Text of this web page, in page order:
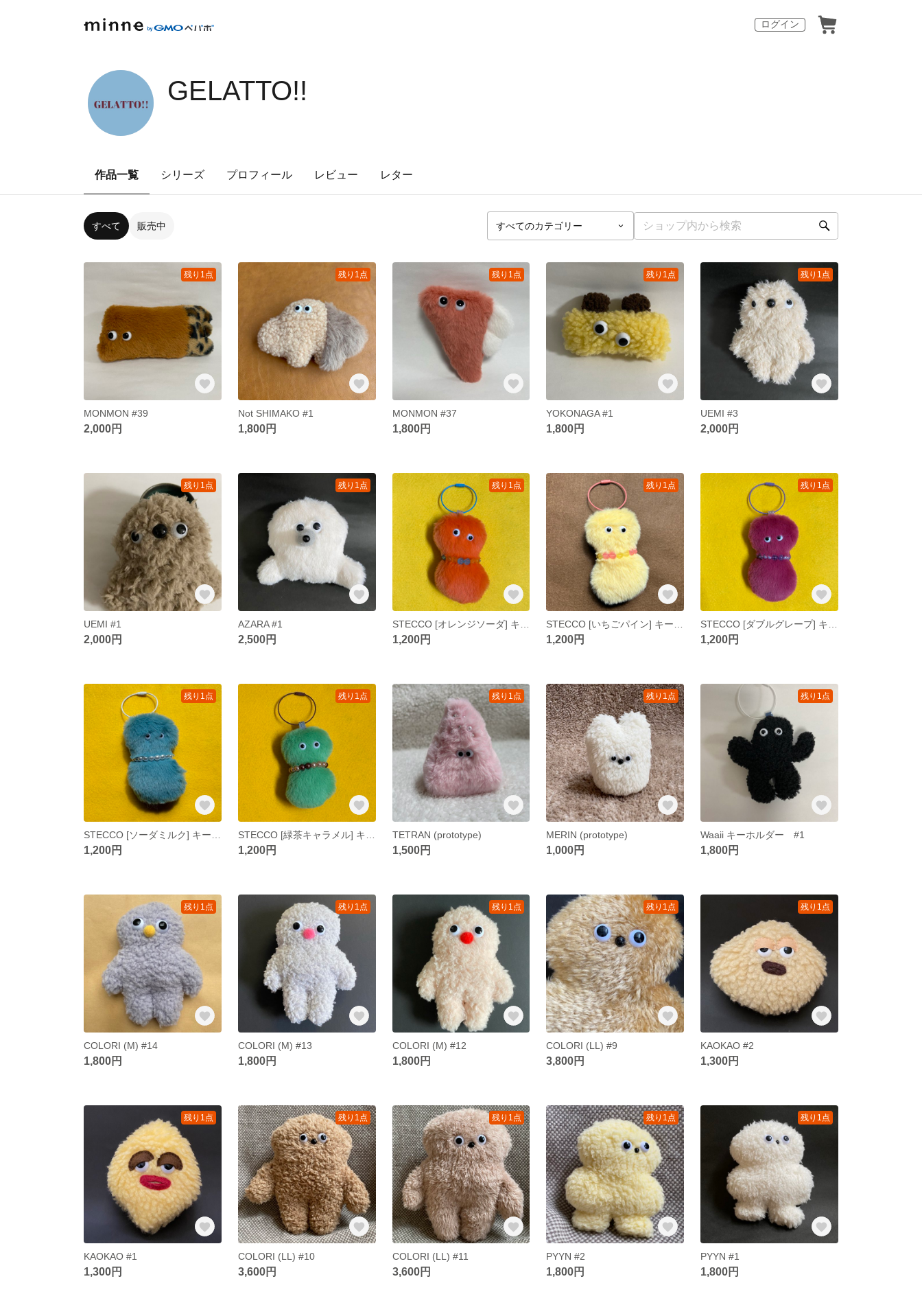
ログイン
GELATTO!!
作品一覧 シリーズ プロフィール レビュー レター
すべて 販売中
残り1点
MONMON #39
2,000円
残り1点
Not SHIMAKO #1
1,800円
残り1点
MONMON #37
1,800円
残り1点
YOKONAGA #1
1,800円
残り1点
UEMI #3
2,000円
残り1点
UEMI #1
2,000円
残り1点
AZARA #1
2,500円
残り1点
1,200円
残り1点
1,200円
残り1点
1,200円
残り1点
1,200円
残り1点
1,200円
残り1点
TETRAN (prototype)
1,500円
残り1点
MERIN (prototype)
1,000円
残り1点
Waaii キーホルダー #1
1,800円
残り1点
COLORI (M) #14
1,800円
残り1点
COLORI (M) #13
1,800円
残り1点
COLORI (M) #12
1,800円
残り1点
COLORI (LL) #9
3,800円
残り1点
KAOKAO #2
1,300円
残り1点
KAOKAO #1
1,300円
残り1点
COLORI (LL) #10
3,600円
残り1点
COLORI (LL) #11
3,600円
残り1点
PYYN #2
1,800円
残り1点
PYYN #1
1,800円